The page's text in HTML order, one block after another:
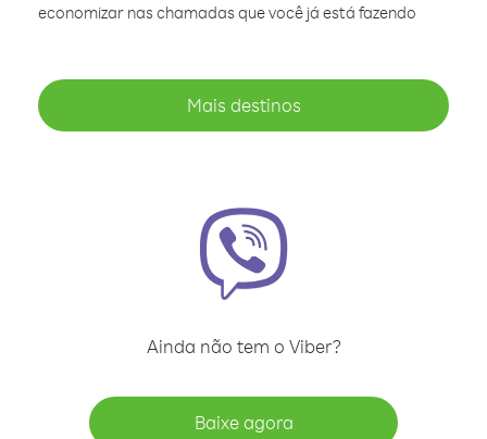
economizar nas chamadas que você já está fazendo
Mais destinos
Ainda não tem o Viber?
Baixe agora